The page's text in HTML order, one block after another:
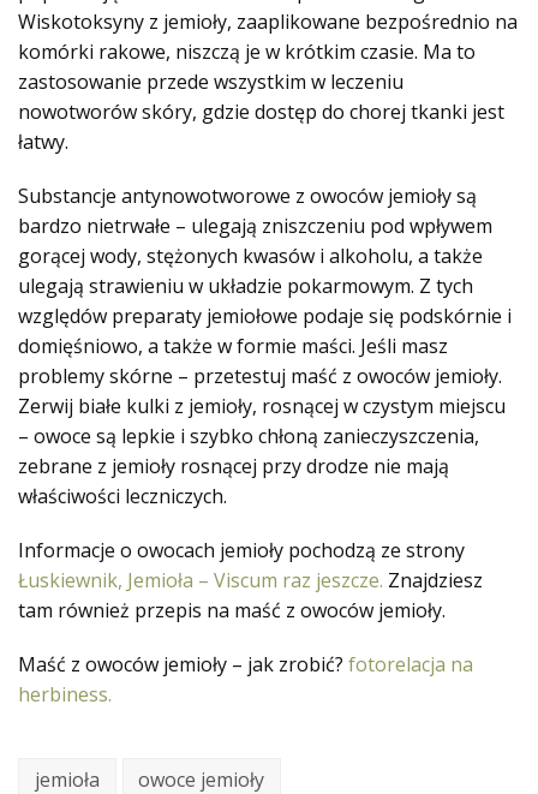
Wiskotoksyny z jemioły, zaaplikowane bezpośrednio na
komórki rakowe, niszczą je w krótkim czasie. Ma to
zastosowanie przede wszystkim w leczeniu
nowotworów skóry, gdzie dostęp do chorej tkanki jest
łatwy.
Substancje antynowotworowe z owoców jemioły są
bardzo nietrwałe – ulegają zniszczeniu pod wpływem
gorącej wody, stężonych kwasów i alkoholu, a także
ulegają strawieniu w układzie pokarmowym. Z tych
względów preparaty jemiołowe podaje się podskórnie i
domięśniowo, a także w formie maści. Jeśli masz
problemy skórne – przetestuj maść z owoców jemioły.
Zerwij białe kulki z jemioły, rosnącej w czystym miejscu
– owoce są lepkie i szybko chłoną zanieczyszczenia,
zebrane z jemioły rosnącej przy drodze nie mają
właściwości leczniczych.
Informacje o owocach jemioły pochodzą ze strony
Łuskiewnik, Jemioła – Viscum raz jeszcze. Znajdziesz
tam również przepis na maść z owoców jemioły.
Maść z owoców jemioły – jak zrobić? fotorelacja na
herbiness.
jemioła owoce jemioły